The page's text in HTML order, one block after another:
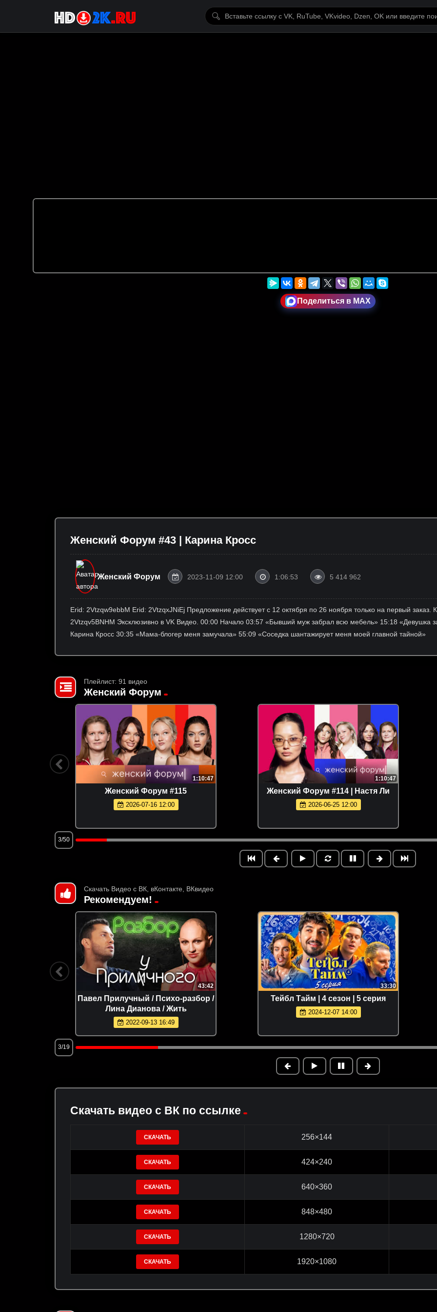
Поделиться в MAX
Женский Форум #43 | Карина Кросс
Женский Форум 2023-11-09 12:00 1:06:53 5 414 962
Erid: 2Vtzqw9ebbM Erid: 2VtzqxJNiEj Предложение действует с 12 октября по 26 ноября только на первый заказ.
2Vtzqv5BNHM Эксклюзивно в VK Видео. 00:00 Начало 03:57 «Бывший муж забрал всю мебель» 15:18 «Девушка
Карина Кросс 30:35 «Мама-блогер меня замучала» 55:09 «Соседка шантажирует меня моей главной тайной»
Плейлист: 91 видео
Женский Форум
1:10:47
Женский Форум #115
2026-07-16 12:00
1:10:47
Женский Форум #114 | Настя Ли
2026-06-25 12:00
3/50
Скачать Видео с ВК, вКонтакте, ВКвидео
Рекомендуем!
43:42
Павел Прилучный / Психо-разбор /
Лина Дианова / Жить
2022-09-13 16:49
33:30
Тейбл Тайм | 4 сезон | 5 серия
2024-12-07 14:00
3/19
Скачать видео с ВК по ссылке
СКАЧАТЬ 256×144
СКАЧАТЬ 424×240
СКАЧАТЬ 640×360
СКАЧАТЬ 848×480
СКАЧАТЬ 1280×720
СКАЧАТЬ 1920×1080